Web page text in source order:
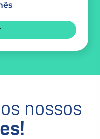
nossos